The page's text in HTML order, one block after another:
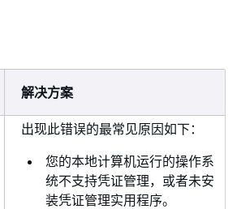
解决方案
出现此错误的最常见原因如下：
您的本地计算机运行的操作系
统不支持凭证管理，或者未安
装凭证管理实用程序。